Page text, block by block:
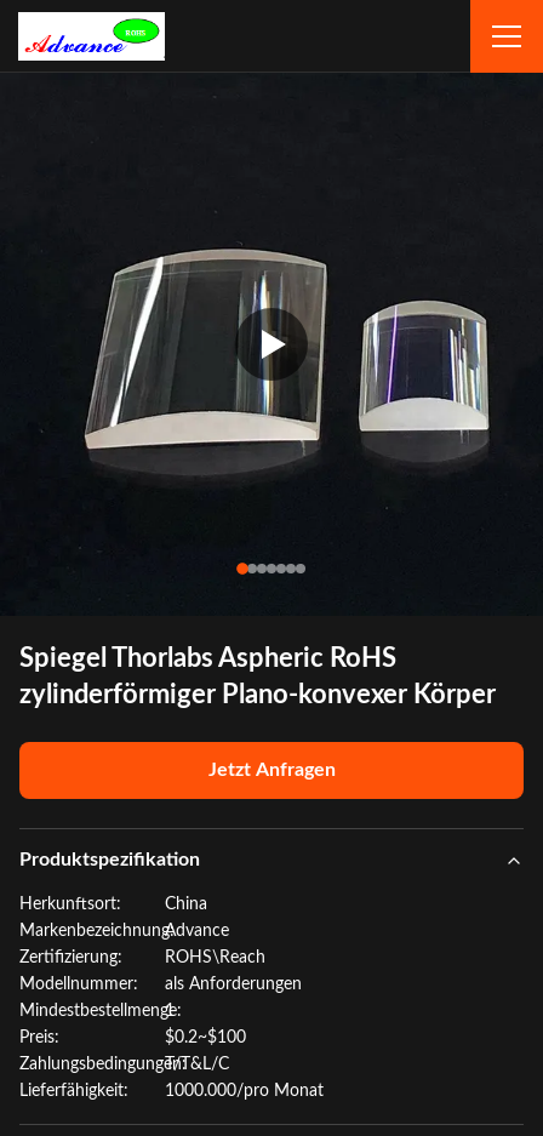
Spiegel Thorlabs Aspheric RoHS
zylinderförmiger Plano-konvexer Körper
Jetzt Anfragen
Produktspezifikation
Herkunftsort:
China
Markenbezeichnung:Advance
Zertifizierung:
ROHS\Reach
Modellnummer:
als Anforderungen
Mindestbestellmenge:
1
Preis:
$0.2~$100
Zahlungsbedingungen:T/T&L/C
Lieferfähigkeit:
1000.000/pro Monat